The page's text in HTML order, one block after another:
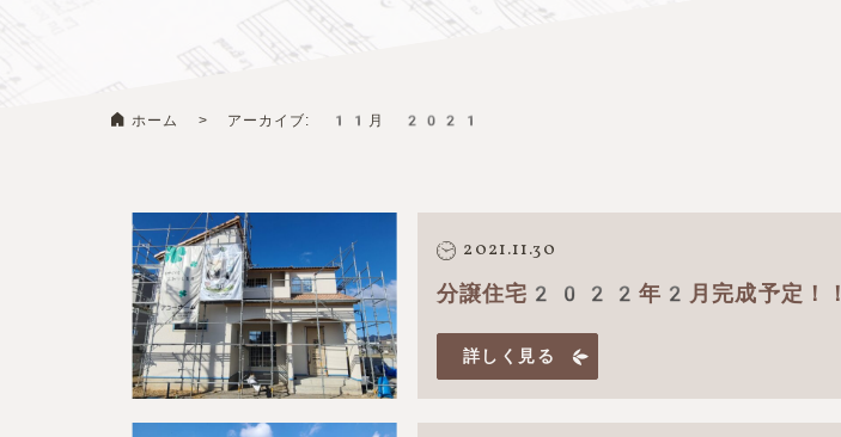
ホーム > アーカイブ: 11月 2021
2021.11.30
分譲住宅2022年2月完成予定！！
詳しく見る